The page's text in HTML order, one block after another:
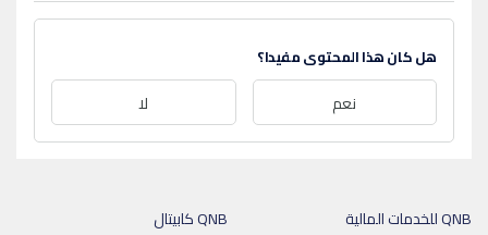
هل كان هذا المحتوى مفيدا؟
نعم لا
QNB كابيتال
QNB للخدمات المالية